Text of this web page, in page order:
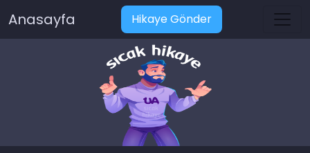
Anasayfa Hikaye Gönder